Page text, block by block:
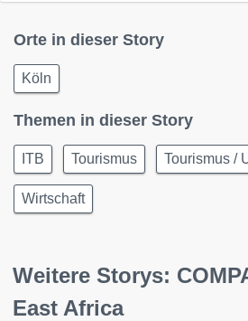
Orte in dieser Story
Köln
Themen in dieser Story
ITB Tourismus Tourismus /
Wirtschaft
Weitere Storys:
East Africa